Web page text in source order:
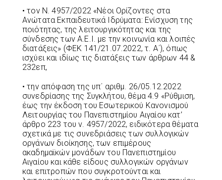
• τον Ν. 4957/2022 «Νέοι Ορίζοντες στα
Ανώτατα Εκπαιδευτικά Ιδρύματα: Ενίσχυση της
ποιότητας, της λειτουργικότητας και της
σύνδεσης των Α.Ε.Ι. με την κοινωνία και λοιπές
διατάξεις» (ΦΕΚ 141/21.07.2022, τ. Α΄), όπως
ισχύει και ιδίως τις διατάξεις των άρθρων 44 &
232επ,
• την απόφαση της υπ΄ αριθμ. 26/05.12.2022
συνεδρίασης της Συγκλήτου, θέμα 4.9 «Ρύθμιση,
έως την έκδοση του Εσωτερικού Κανονισμού
Λειτουργίας του Πανεπιστημίου Αιγαίου κατ’
άρθρο 223 του ν. 4957/2022, ειδικότερα θέματα
σχετικά με τις συνεδριάσεις των συλλογικών
οργάνων διοίκησης, των επιμέρους
ακαδημαϊκών μονάδων του Πανεπιστημίου
Αιγαίου και κάθε είδους συλλογικών οργάνων
και επιτροπών που συγκροτούνται και